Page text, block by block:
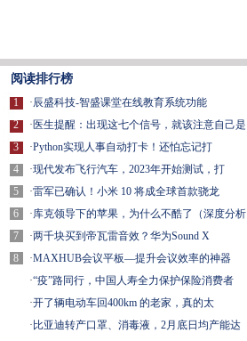
阅读排行榜
1
2
3
4
5
6
7
8
·辰盛科技-智盛课堂在线教育系统功能
· 医生提醒：出现这七个信号，就该注意自己是
·Python实现人事自动打卡！还怕忘记打
·现代发布飞行汽车，2023年开始测试，打
·雷军已确认！小米 10 将成全球首款骁龙
·库克领导下的苹果，为什么不酷了（深度分析
·两千块买到帝瓦雷音效？华为Sound X
·MAXHUB会议平板—提升会议效率的神器
·“疫”路同行，中国人寿全力保护保险消费者
·开了辆电动车回400km 的老家，真的太
· 比亚迪转产口罩、消毒液，2月底日均产能达